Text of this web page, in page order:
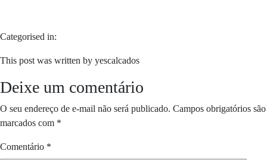
Categorised in:
This post was written by yescalcados
Deixe um comentário
O seu endereço de e-mail não será publicado. Campos obrigatórios são
marcados com *
Comentário *